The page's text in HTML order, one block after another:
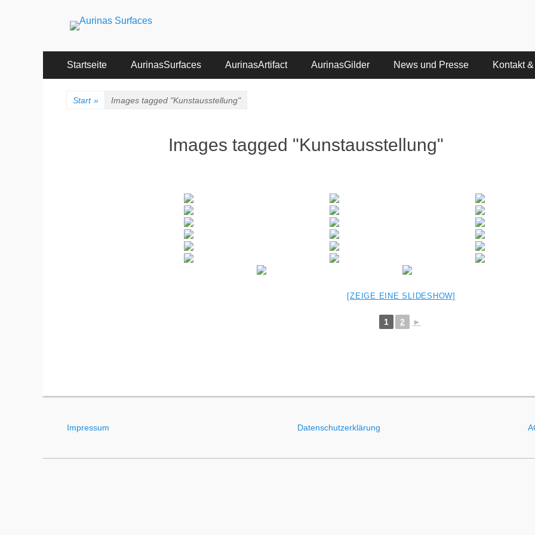
Aurinas Surfaces
Oberflächen Manufaktur
Primäres
Menü
Startseite AurinasSurfaces AurinasArtifact AurinasGilder News und Presse Kontakt
Start » Images tagged "Kunstausstellung"
Images tagged "Kunstausstellung"
[ZEIGE EINE SLIDESHOW]
1 2 ►
Impressum Datenschutzerklärung